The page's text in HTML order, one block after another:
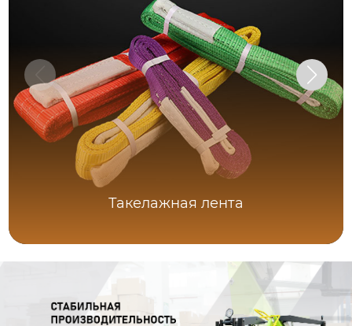
Такелажная лента